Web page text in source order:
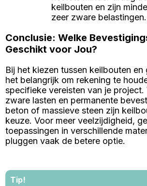
keilbouten en zijn
zeer zware belastingen.
Conclusie: Welke
Geschikt voor Jou?
Bij het kiezen tussen keilbouten
het belangrijk om rekening te
specifieke vereisten van je project.
zware lasten en permanente
beton of massieve steen zijn
keuze. Voor meer veelzijdigheid,
toepassingen in verschillende
pluggen vaak de betere optie.
Tip!